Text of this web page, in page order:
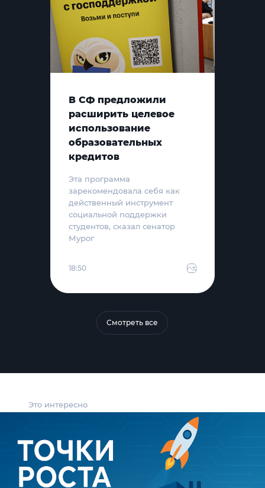
Это интересно
В СФ предложили
расширить целевое
использование
образовательных
кредитов
Эта программа
зарекомендовала себя как
действенный инструмент
социальной поддержки
студентов, сказал сенатор
Мурог
18:50
Смотреть все